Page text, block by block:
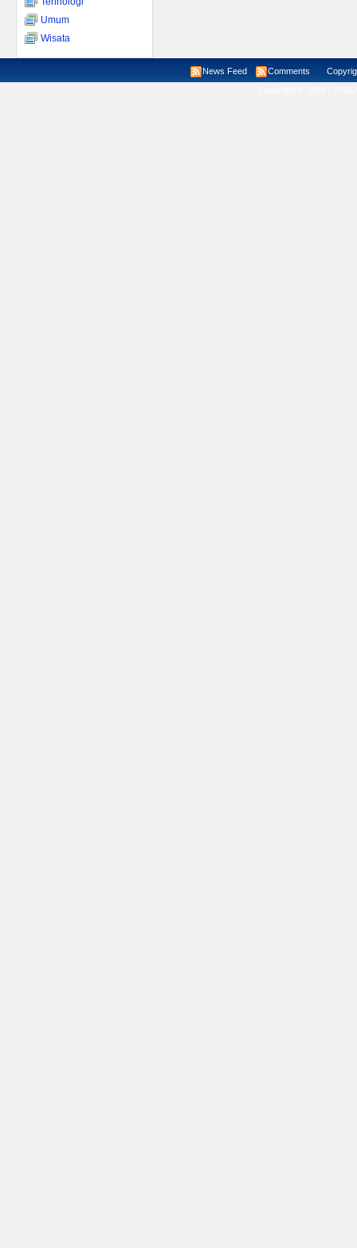
Umum
Wisata
News Feed Comments Copyright